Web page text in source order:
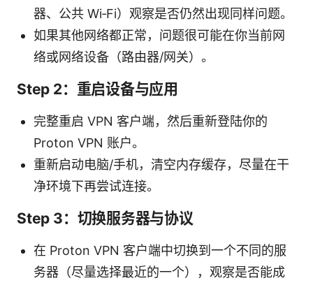
器、公共 Wi‑Fi）观察是否仍然出现同样问题。
如果其他网络都正常，问题很可能在你当前网
络或网络设备（路由器/网关）。
Step 2：重启设备与应用
完整重启 VPN 客户端，然后重新登陆你的
Proton VPN 账户。
重新启动电脑/手机，清空内存缓存，尽量在干
净环境下再尝试连接。
Step 3：切换服务器与协议
在 Proton VPN 客户端中切换到一个不同的服
务器（尽量选择最近的一个），观察是否能成